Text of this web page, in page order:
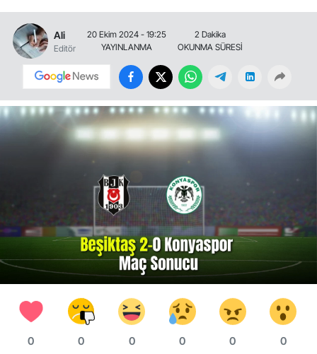
Ali
Editör
20 Ekim 2024 - 19:25
YAYINLANMA
2 Dakika
OKUNMA SÜRESİ
0 0 0 0 0 0